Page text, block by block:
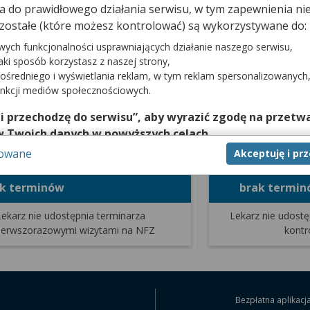
Terminy od dnia Rodzaj
Wizyta NFZ - pierwsza
zwykłe
Wizyta
terminów
nie udostępnia terminarza
wizytami na NFZ
brak
Lekarz nie
Bezpłatna
do prawidłowego działania serwisu, w tym zapewnienia
(które możesz kontrolować) są wykorzystywane do:
funkcjonalności usprawniających działanie naszego serwisu,
sposób korzystasz z naszej strony,
i wyświetlania reklam, w tym reklam spersonalizowanych,
mediów społecznościowych.
przechodzę do serwisu”, aby wyrazić zgodę na
danych w powyższych celach.
zgody jest dobrowolne, a wyrażoną zgodę możesz w
na przetwarzanie Twoich danych tylko w niektórych
lub chcesz przeprowadzić konfigurację szczegółową, to
zaawansowanych”.
temat wykorzystywania narzędzi zewnętrznych w naszym
Akceptuję i